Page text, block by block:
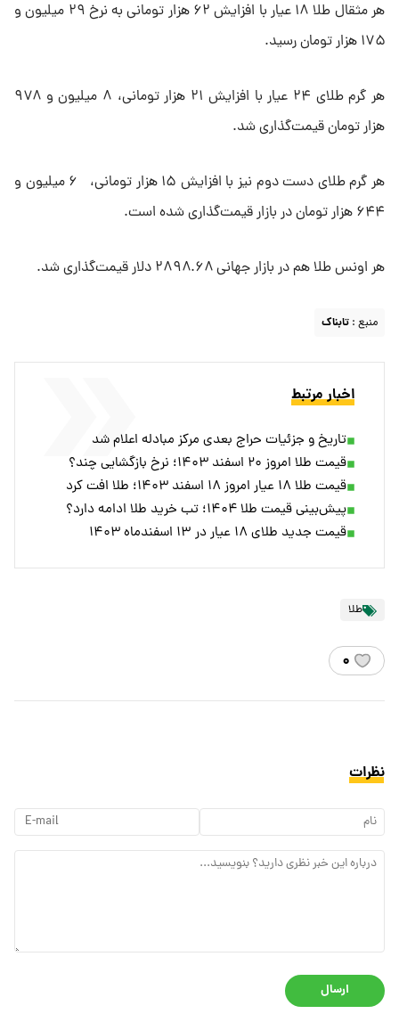
هر مثقال طلا ۱۸ عیار با افزایش ۶۲ هزار تومانی به نرخ ۲۹ میلیون و
۱۷۵ هزار تومان رسید.
هر گرم طلای ۲۴ عیار با افزایش ۲۱ هزار تومانی، ۸ میلیون و ۹۷۸
هزار تومان قیمت‌گذاری شد.
هر گرم طلای دست دوم نیز با افزایش ۱۵ هزار تومانی، ۶ میلیون و
۶۴۴ هزار تومان در بازار قیمت‌گذاری شده است.
هر اونس طلا هم در بازار جهانی ۲۸۹۸.۶۸ دلار قیمت‌گذاری شد.
منبع : تابناک
اخبار مرتبط
تاریخ و جزئیات حراج بعدی مرکز مبادله اعلام شد
قیمت طلا امروز ۲۰ اسفند ۱۴۰۳؛ نرخ بازگشایی چند؟
قیمت طلا ۱۸ عیار امروز ۱۸ اسفند ۱۴۰۳؛ طلا افت کرد
پیش‌بینی قیمت طلا ۱۴۰۴؛ تب خرید طلا ادامه دارد؟
قیمت جدید طلای ۱۸ عیار در ۱۳ اسفندماه ۱۴۰۳
طلا
۰
نظرات
ارسال